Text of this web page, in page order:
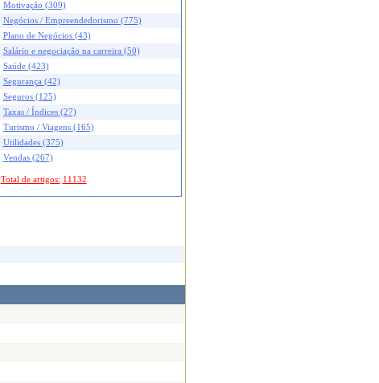
Motivação (309)
Negócios / Empreendedorismo (775)
Plano de Negócios (43)
Salário e negociação na carreira (50)
Saúde (423)
Segurança (42)
Seguros (125)
Taxas / Índices (27)
Turismo / Viagens (165)
Utilidades (375)
Vendas (267)
Total de artigos: 11132